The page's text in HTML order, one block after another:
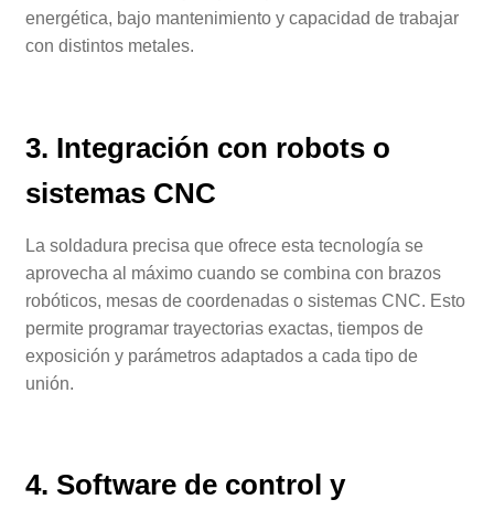
energética, bajo mantenimiento y capacidad de trabajar
con distintos metales.
3. Integración con robots o
sistemas CNC
La soldadura precisa que ofrece esta tecnología se
aprovecha al máximo cuando se combina con brazos
robóticos, mesas de coordenadas o sistemas CNC. Esto
permite programar trayectorias exactas, tiempos de
exposición y parámetros adaptados a cada tipo de
unión.
4. Software de control y